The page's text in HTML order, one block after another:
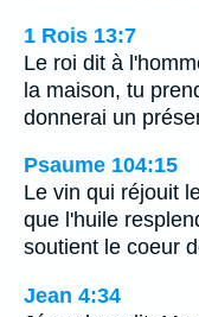
1 Rois 13:7
Le roi dit à
la maison, tu
donnerai un
Psaume 104:15
Le vin qui réjouit
que l'huile
soutient le coeur
Jean 4:34